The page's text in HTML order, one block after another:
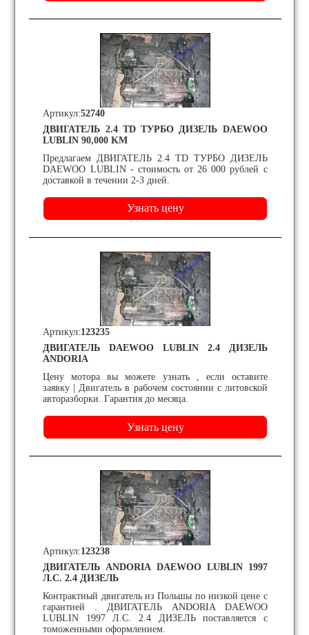
ДВИГАТЕЛЬ 2.4 TD ТУРБО ДИЗЕЛЬ DAEWOO
LUBLIN 90,000 KM
Предлагаем ДВИГАТЕЛЬ 2.4 TD ТУРБО ДИЗЕЛЬ
DAEWOO LUBLIN - стоимость от 26 000 рублей с
доставкой в течении 2-3 дней.
Артикул:52740
ДВИГАТЕЛЬ DAEWOO LUBLIN 2.4 ДИЗЕЛЬ
ANDORIA
Цену мотора вы можете узнать , если оставите
заявку | Двигатель в рабочем состоянии с литовской
авторазборки. Гарантия до месяца.
Артикул:123235
ДВИГАТЕЛЬ ANDORIA DAEWOO LUBLIN 1997
Л.С. 2.4 ДИЗЕЛЬ
Контрактный двигатель из Польшы по низкой цене с
гарантией . ДВИГАТЕЛЬ ANDORIA DAEWOO
LUBLIN 1997 Л.С. 2.4 ДИЗЕЛЬ поставляется с
томоженными оформлением.
Артикул:123238